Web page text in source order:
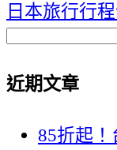
日本旅行行
Search
近期文章
85折起